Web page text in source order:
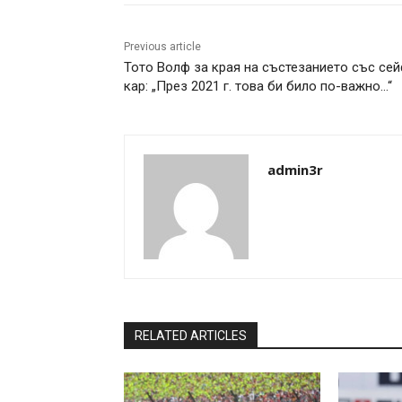
Previous article
Тото Волф за края на състезанието със
кар: „През 2021 г. това би било по-важно…“
admin3r
RELATED ARTICLES